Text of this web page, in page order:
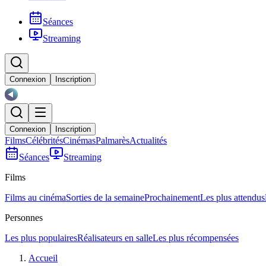
Séances
Streaming
Connexion Inscription
Connexion Inscription
FilmsCélébritésCinémasPalmarèsActualités
Séances
Streaming
Films
Films au cinémaSorties de la semaineProchainementLes plus attendus
Personnes
Les plus populairesRéalisateurs en salleLes plus récompensées
Accueil